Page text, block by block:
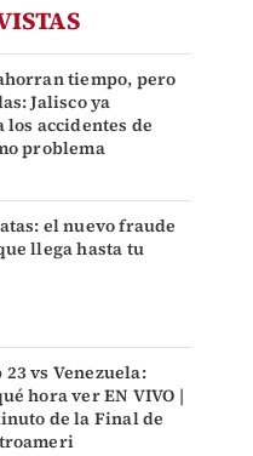
tiempo, pero
Jalisco ya
los accidentes de
problema
el nuevo fraude
llega hasta tu
23 vs Venezuela:
hora ver EN VIVO |
de la Final de